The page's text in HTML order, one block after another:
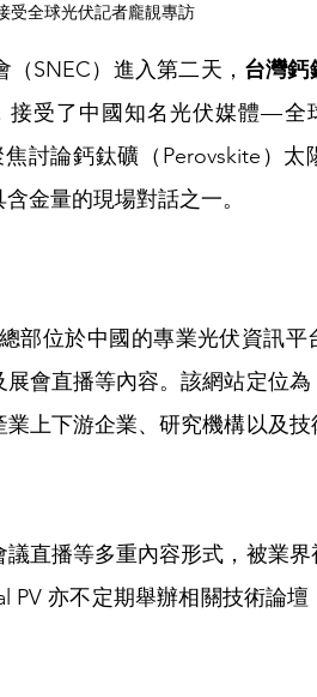
受全球光伏記者龐靚專訪
（SNEC）進入第二天， 台灣鈣
接受了中國知名光伏媒體—全
討論鈣鈦礦（Perovskite）太
金量的現場對話之一。
部位於中國的專業光伏資訊平
會直播等內容。該網站定位
上下游企業、研究機構以及
直播等多重內容形式，被業
亦不定期舉辦相關技術論壇